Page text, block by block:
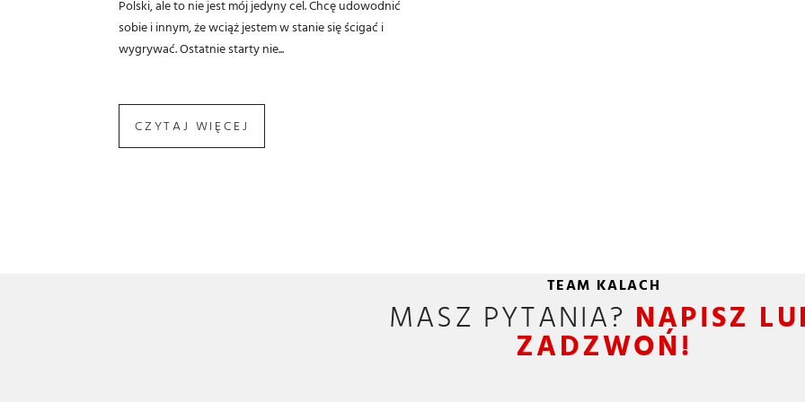
Polski, ale to nie jest mój jedyny cel. Chcę udowodnić
sobie i innym, że wciąż jestem w stanie się ścigać i
wygrywać. Ostatnie starty nie...
CZYTAJ WIĘCEJ
TEAM KALACH
MASZ PYTANIA? NAPISZ
ZADZWOŃ!